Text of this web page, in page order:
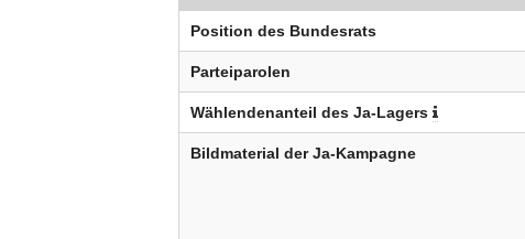
Position des Bundesrats
Parteiparolen
Wählendenanteil des Ja-Lagers
Bildmaterial der Ja-Kampagne